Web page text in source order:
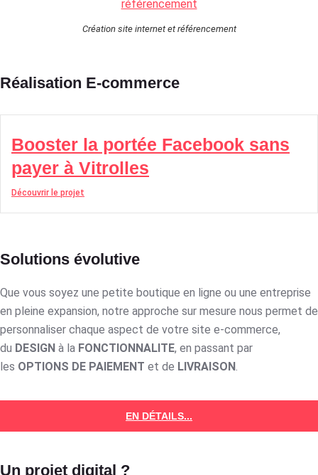
Création site internet et référencement
Réalisation E-commerce
Booster la portée Facebook sans
payer à Vitrolles
Découvrir le projet
Solutions évolutive
Que vous soyez une petite boutique en ligne ou une entreprise
en pleine expansion, notre approche sur mesure nous permet de
personnaliser chaque aspect de votre site e-commerce,
du DESIGN à la FONCTIONNALITE, en passant par
les OPTIONS DE PAIEMENT et de LIVRAISON
EN DÉTAILS...
Un projet digital ?